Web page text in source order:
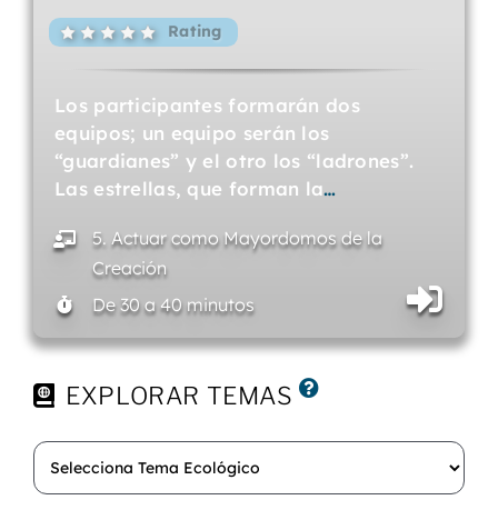
Rating
Los participantes formarán dos
equipos; un equipo serán los
“guardianes” y el otro los “ladrones”.
Las estrellas, que forman la…
5. Actuar como Mayordomos de la
Creación
De 30 a 40 minutos
EXPLORAR TEMAS